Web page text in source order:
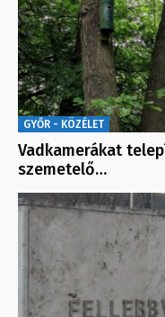
GYŐR - KÖZÉLET
Vadkamerákat
szemetelő…